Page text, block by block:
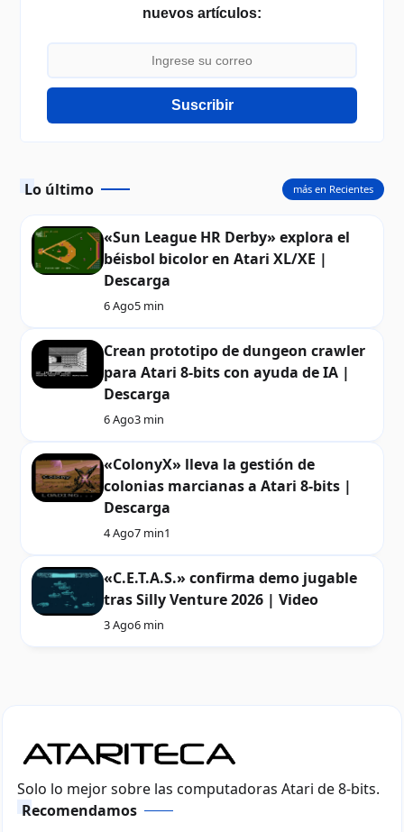
nuevos artículos:
Suscribir
Lo último
«Sun League HR Derby» explora el
béisbol bicolor en Atari XL/XE |
Descarga
6 Ago5 min
Crean prototipo de dungeon crawler
para Atari 8-bits con ayuda de IA |
Descarga
6 Ago3 min
«ColonyX» lleva la gestión de
colonias marcianas a Atari 8-bits |
Descarga
4 Ago7 min1
«C.E.T.A.S.» confirma demo jugable
tras Silly Venture 2026 | Video
3 Ago6 min
más en Recientes
Solo lo mejor sobre las computadoras Atari de 8-bits.
Recomendamos